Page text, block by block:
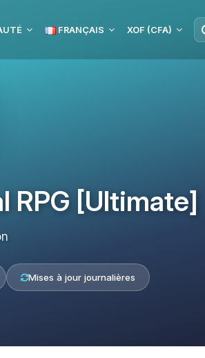
FRANÇAIS XOF (CFA)
RPG [Ultimate]
Mises à jour journalières